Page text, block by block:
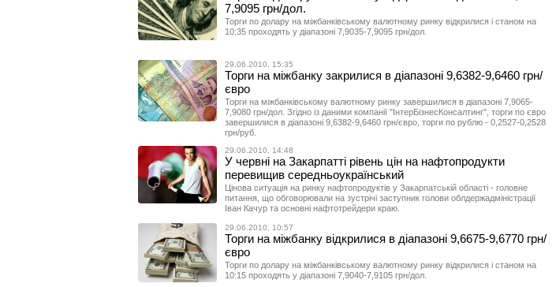
7,9095 грн/дол.
Торги по долару на міжбанківському валютному ринку відкрилися і станом на
10:35 проходять у діапазоні 7,9035-7,9095 грн/дол.
29.06.2010, 15:35
Торги на міжбанку закрилися в діапазоні 9,6382-9,6460 грн/
євро
Торги на міжбанківському валютному ринку завершилися в діапазоні 7,9065-
7,9080 грн/дол. Згідно із даними компанії "ІнтерБізнесКонсалтинг", торги по євро
завершилися в діапазоні 9,6382-9,6460 грн/євро, торги по рублю - 0,2527-0,2528
грн/руб.
29.06.2010, 14:48
У червні на Закарпатті рівень цін на нафтопродукти
перевищив середньоукраїнський
Цінова ситуація на ринку нафтопродуктів у Закарпатській області - головне
питання, що обговорювали на зустрічі заступник голови облдержадміністрації
Іван Качур та основні нафтотрейдери краю.
29.06.2010, 10:57
Торги на міжбанку відкрилися в діапазоні 9,6675-9,6770 грн/
євро
Торги по долару на міжбанківському валютному ринку відкрилися і станом на
10:15 проходять у діапазоні 7,9040-7,9105 грн/дол.